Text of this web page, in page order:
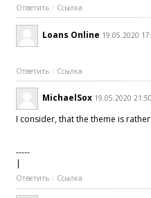
Ответить Ссылка
Loans Online 19.05.2020
Ответить Ссылка
MichaelSox 19.05.2020
I consider, that the theme is
-----
|
Ответить Ссылка